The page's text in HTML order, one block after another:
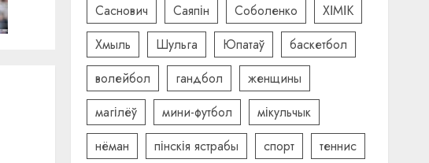
Саснович
Саяпін Соболенко
ХІМІК
Хмыль
Шульга Юпатаў
баскетбол
волейбол
гандбол
женщины
магілёў
мини-футбол
мікульчык
нёман
пінскія ястрабы спорт
теннис